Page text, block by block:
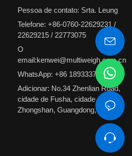
Pessoa de contato: Srta. Leung
Telefone: +86-0760-22629231 /
22629215 / 22773075
O
email:kenwei@multiweigh.com.cn
WhatsApp: +86 18933374210
Adicionar: No.34 Zhenlian Road,
cidade de Fusha, cidade de
Zhongshan, Guangdong, China